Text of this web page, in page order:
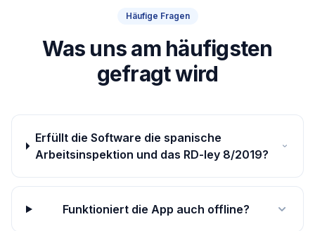
Häufige Fragen
Was uns am häufigsten
gefragt wird
Erfüllt die Software die spanische
Arbeitsinspektion und das RD-ley 8/2019?
Funktioniert die App auch offline?